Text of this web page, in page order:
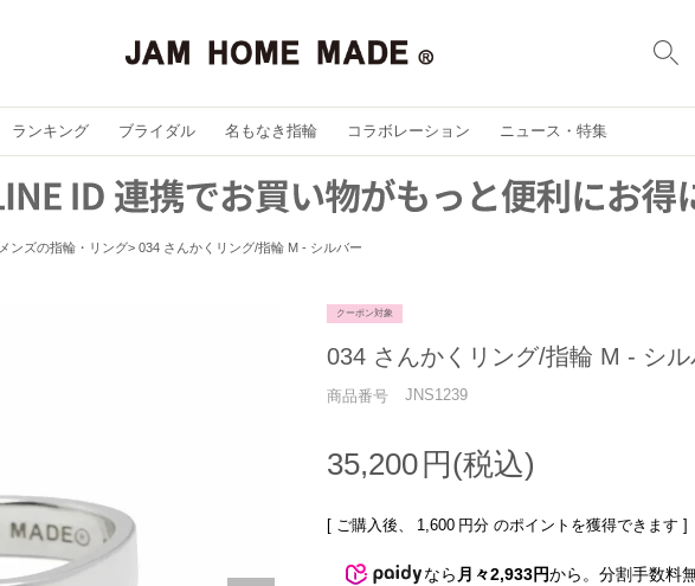
ランキング ブライダル 名もなき指輪 コラボレーション ニュース・特集
メンズの指輪・リング 034 さんかくリング/指輪 M - シルバー
クーポン対象
034 さんかくリング/指輪 M - シル
商品番号 JNS1239
35,200
[ ご購入後、 1,600 円分 のポイントを獲得できます ]
なら 月々2,933円から。分割手数料